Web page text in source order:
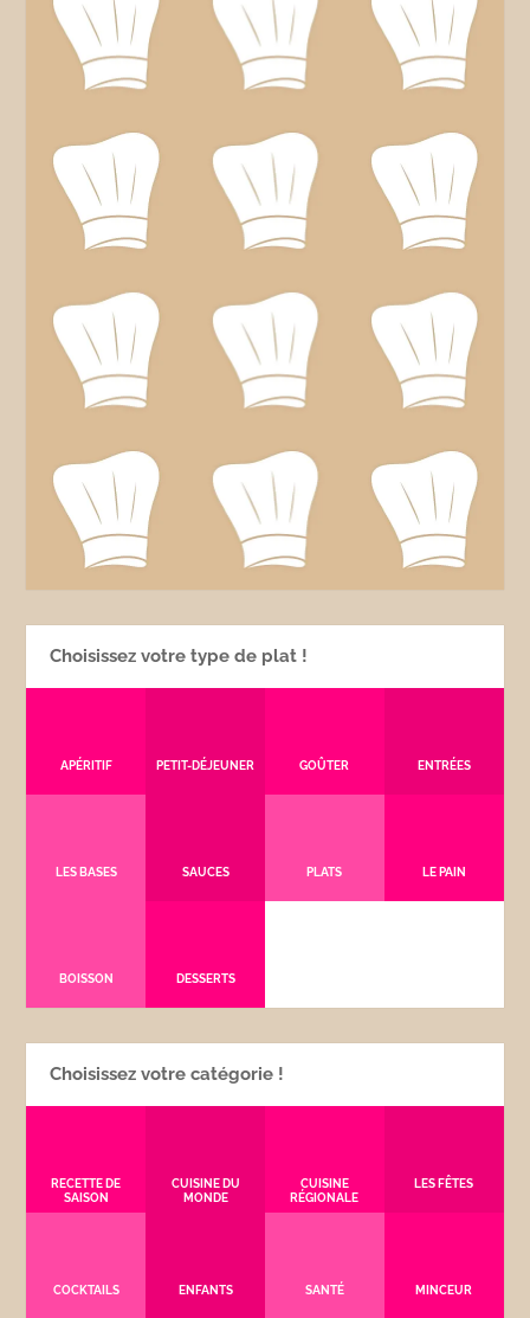
Choisissez votre type de plat !
APÉRITIF PETIT-DÉJEUNER GOÛTER ENTRÉES
LES BASES SAUCES PLATS LE PAIN
BOISSON DESSERTS
Choisissez votre catégorie !
RECETTE DE
SAISON
CUISINE DU
MONDE
CUISINE
RÉGIONALE
LES FÊTES
COCKTAILS ENFANTS SANTÉ MINCEUR